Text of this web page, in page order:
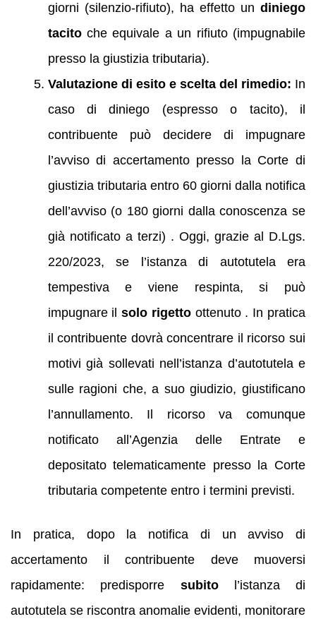
giorni (silenzio-rifiuto), ha effetto un diniego
tacitoche equivale a un rifiuto (impugnabile
presso la giustizia tributaria).
Valutazione di esito e scelta del rimedio: In
caso di diniego (espresso o tacito), il
contribuente può decidere di impugnare
l’avviso di accertamento presso la Corte di
giustizia tributaria entro 60 giorni dalla notifica
dell’avviso (o 180 giorni dalla conoscenza se
già notificato a terzi) . Oggi, grazie al D.Lgs.
220/2023, se l’istanza di autotutela era
tempestiva e viene respinta, si può
impugnare ilsolo rigettoottenuto . In pratica
il contribuente dovrà concentrare il ricorso sui
motivi già sollevati nell’istanza d’autotutela e
sulle ragioni che, a suo giudizio, giustificano
l’annullamento. Il ricorso va comunque
notificato all’Agenzia delle Entrate e
depositato telematicamente presso la Corte
tributaria competente entro i termini previsti.
In pratica, dopo la notifica di un avviso di
accertamento il contribuente deve muoversi
rapidamente: predisporre subitol’istanza di
autotutela se riscontra anomalie evidenti, monitorare